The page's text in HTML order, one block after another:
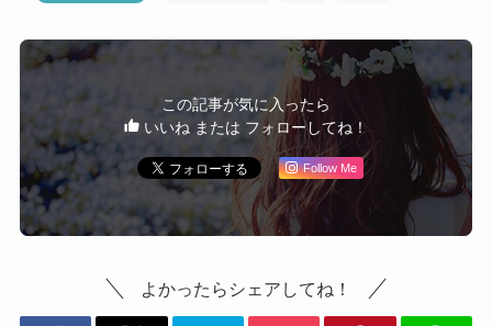
この記事が気に入ったら
いいね または フォローしてね！
Follow Me
よかったらシェアしてね！